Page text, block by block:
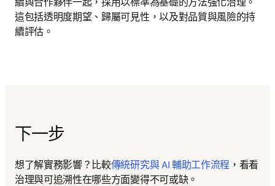
這包括透明度期望、歸屬可見性，以及對品質與風險的持
續評估。
下一步
想了解實務影響？比較傳統研究與 AI 輔助工作流程 ，看看
治理與可追溯性在哪些方面變得不可或缺。